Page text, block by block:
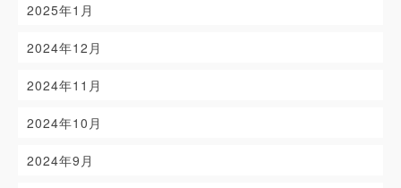
2025年1月
2024年12月
2024年11月
2024年10月
2024年9月